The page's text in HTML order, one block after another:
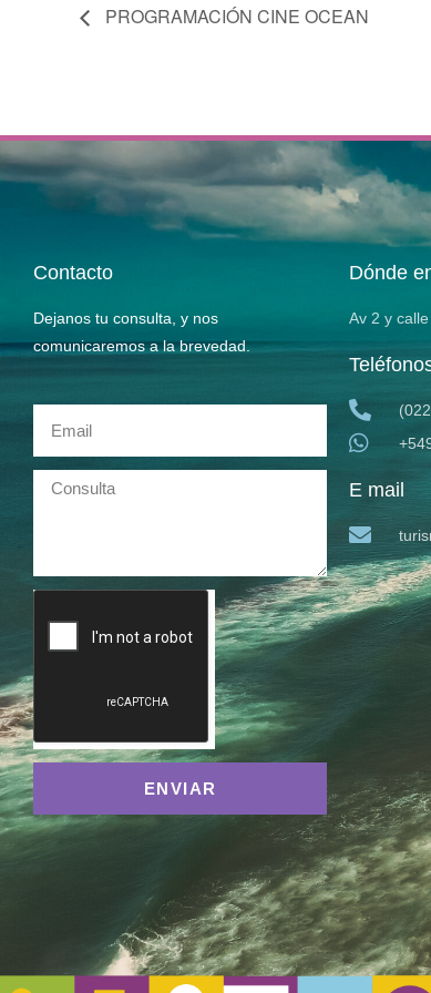
PROGRAMACIÓN CINE OCEAN
Contacto
Dejanos tu consulta, y nos
comunicaremos a la brevedad.
ENVIAR
Dónde
Av 2 y
E mail